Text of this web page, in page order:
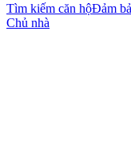
Tìm kiếm căn hộĐảm
Chủ nhà